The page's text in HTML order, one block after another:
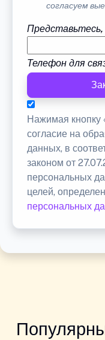
согласуем
Телефон для
Нажимая кнопку
согласие на
данных, в
законом от
персональных
целей,
персональных